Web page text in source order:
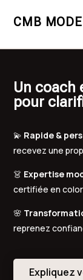
CMB
Un coach
pour
💫 Rapide &
recevez une
👗 Expertise
certifiée en
🌸
reprenez
Expliquez